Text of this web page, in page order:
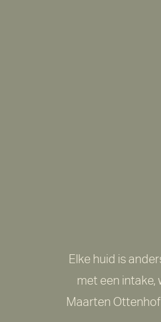
Elke huid is
met een intake,
Maarten